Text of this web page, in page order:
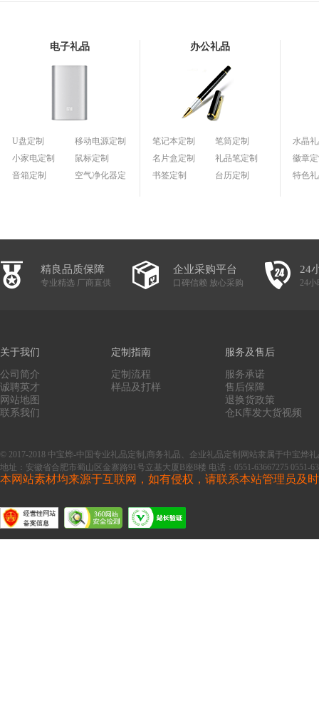
电子礼品
U盘定制
移动电源定制
小家电定制
鼠标定制
音箱定制
空气净化器定
办公礼品
笔记本定制
笔筒定制
名片盒定制
礼品笔定制
书签定制
台历定制
水晶
徽章
特色
精良品质保障
专业精选 厂商直供
企业采购平台
口碑信赖 放心采购
24
24
关于我们
公司简介
诚聘英才
网站地图
联系我们
定制指南
定制流程
样品及打样
服务及售后
服务承诺
售后保障
退换货政策
仓K库发大货视频
© 2017-2018 中宝烨-中国专业礼品定制,商务礼品、企业礼品定制网站隶属于中宝烨
地址：安徽省合肥市蜀山区金寨路91号立基大厦B座8楼 电话：0551-63667275 0551-
本网站素材均来源于互联网，如有侵权，请联系本站管理员及